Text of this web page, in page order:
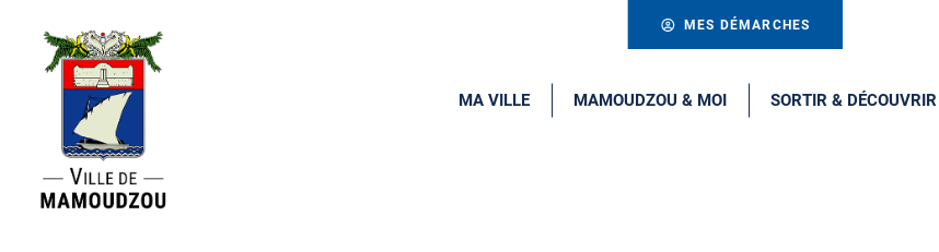
MES DÉMARCHES
MA VILLE MAMOUDZOU & MOI SORTIR & DÉCOUVRIR